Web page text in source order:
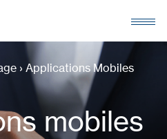
› Applications Mobiles
mobiles